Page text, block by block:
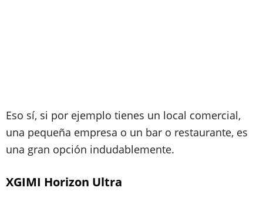
Eso sí, si por ejemplo tienes un local comercial,
una pequeña empresa o un bar o restaurante, es
una gran opción indudablemente.
XGIMI Horizon Ultra